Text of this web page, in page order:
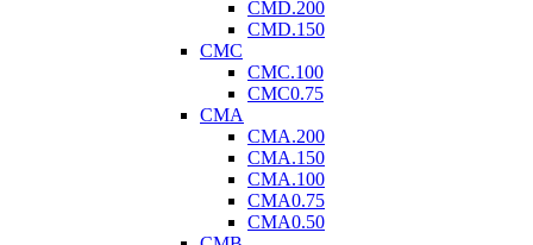
CMD.200
CMD.150
CMC
CMC.100
CMC0.75
CMA
CMA.200
CMA.150
CMA.100
CMA0.75
CMA0.50